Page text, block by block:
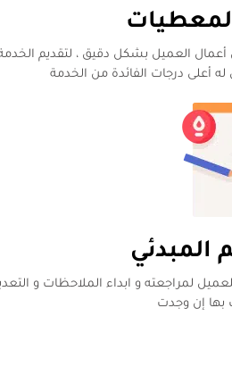
العميل بشكل دقيق ، لتقديم
أعلى درجات الفائدة من الخدمة
المبدئي
لمراجعته و ابداء الملاحظات و
بها إن وجدت